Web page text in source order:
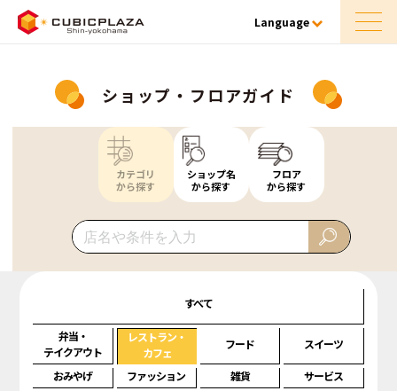
Language
ショップ・フロアガイド
カテゴリ
から探す
ショップ名
から探す
フロア
から探す
すべて
弁当・
テイクアウト
レストラン・
カフェ
フード スイーツ
おみやげ ファッション 雑貨
サービス